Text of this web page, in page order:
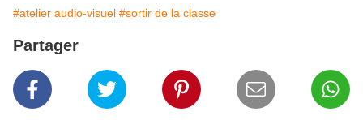
#atelier audio-visuel #sortir de la classe
Partager